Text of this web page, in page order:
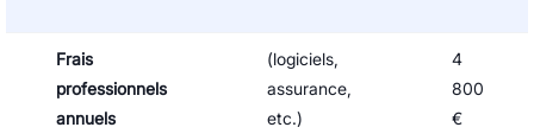
Frais
professionnels
annuels
(logiciels,
assurance,
etc.)
4
800
€